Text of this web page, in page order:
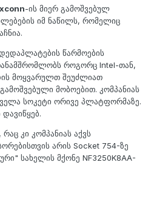
-ის მიერ გამოშვებულ
იმ ნაწილს, რომელიც
წარმოების
როგორც Intel-თან,
მოყვარულთ შეუძლიათ
მობოებით. კომპანიას
სოკეტი ორივე პლატფორმაზე.
კი კომპანიას აქვს
არის Socket 754-ზე
სახელის მქონე NF3250K8AA-